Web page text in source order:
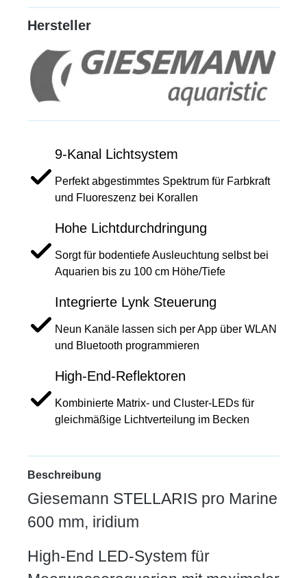
Hersteller
9-Kanal Lichtsystem
Perfekt abgestimmtes Spektrum für Farbkraft
und Fluoreszenz bei Korallen
Hohe Lichtdurchdringung
Sorgt für bodentiefe Ausleuchtung selbst bei
Aquarien bis zu 100 cm Höhe/Tiefe
Integrierte Lynk Steuerung
Neun Kanäle lassen sich per App über WLAN
und Bluetooth programmieren
High-End-Reflektoren
Kombinierte Matrix- und Cluster-LEDs für
gleichmäßige Lichtverteilung im Becken
Beschreibung
Giesemann STELLARIS pro Marine
600 mm, iridium
High-End LED-System für